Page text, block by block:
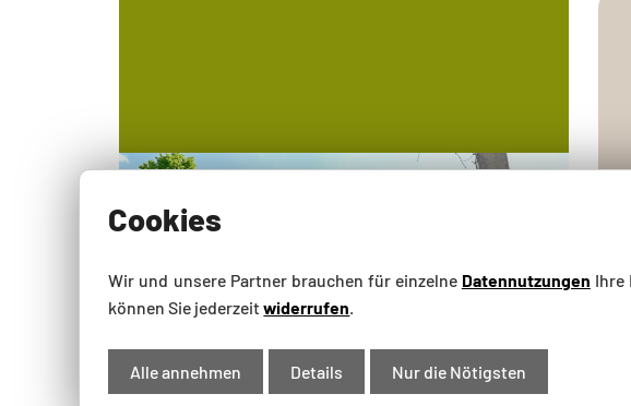
Cookies
Wir und unsere Partner brauchen für einzelne Datennutzungen Ihre
können Sie jederzeitwiderrufen
Alle annehmen Details Nur die Nötigsten